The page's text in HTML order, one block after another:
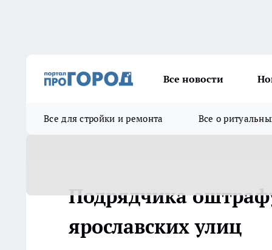
Все новости
Все для стройки и ремонта Все о
Подрядчика
ярославских улиц